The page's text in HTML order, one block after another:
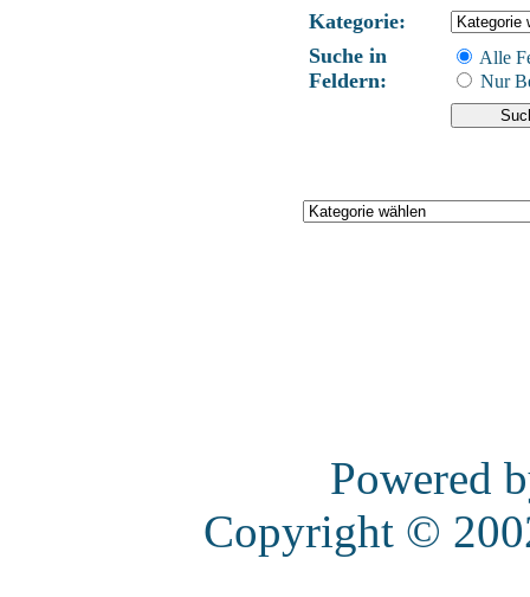
Kategorie:
Suche in
Feldern:
Alle
Nur
Powered
Copyright ©